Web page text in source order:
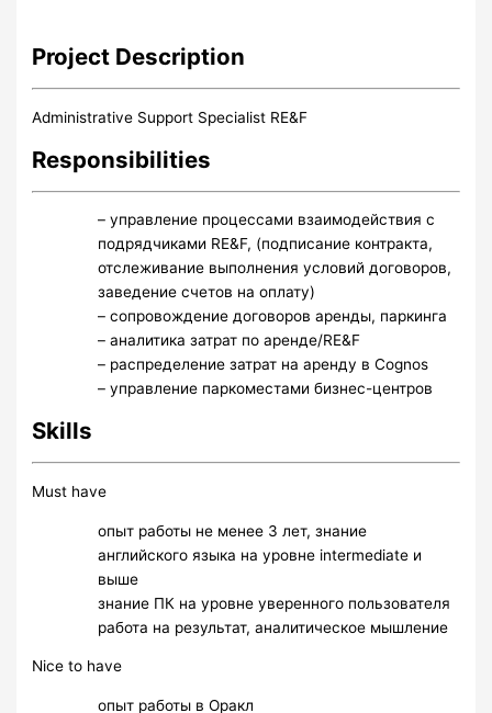
Project Description
Administrative Support Specialist RE&F
Responsibilities
– управление процессами взаимодействия с
подрядчиками RE&F, (подписание контракта,
отслеживание выполнения условий договоров,
заведение счетов на оплату)
– сопровождение договоров аренды, паркинга
– аналитика затрат по аренде/RE&F
– распределение затрат на аренду в Cognos
– управление паркоместами бизнес-центров
Skills
Must have
опыт работы не менее 3 лет, знание
английского языка на уровне intermediate и
выше
знание ПК на уровне уверенного пользователя
работа на результат, аналитическое мышление
Nice to have
опыт работы в Оракл